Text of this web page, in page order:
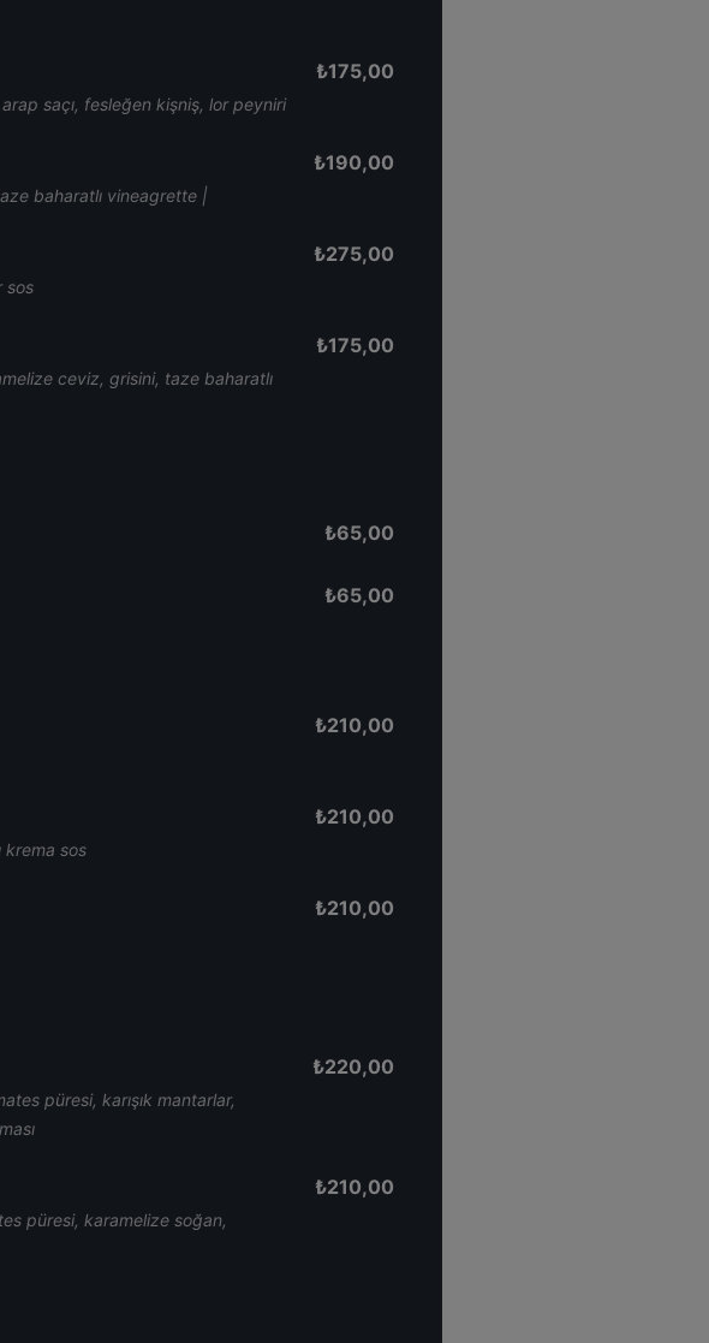
saçı, fesleğen kişniş, lor peyniri
₺175,00
baharatlı vineagrette |
₺190,00
sos
₺275,00
ceviz, grisini, taze baharatlı
₺175,00
₺65,00
₺65,00
₺210,00
krema sos
₺210,00
₺210,00
püresi, karışık mantarlar,
₺220,00
püresi, karamelize soğan,
₺210,00